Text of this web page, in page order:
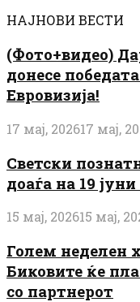
НАЈНОВИ ВЕСТИ
(Фото+видео)
донесе
Евровизија!
17 мај, 202617 мај,
Светски
доаѓа на 19 јуни
15 мај, 202615 мај,
Голем неделен
Биковите ќе
со партнерот